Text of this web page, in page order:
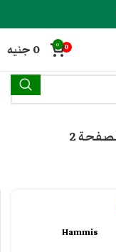
0
0
0 جنيه
2
Hammis